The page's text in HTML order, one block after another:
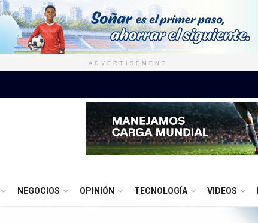
ADVERTISEMENT
NEGOCIOS OPINIÓN TECNOLOGÍA VIDEOS